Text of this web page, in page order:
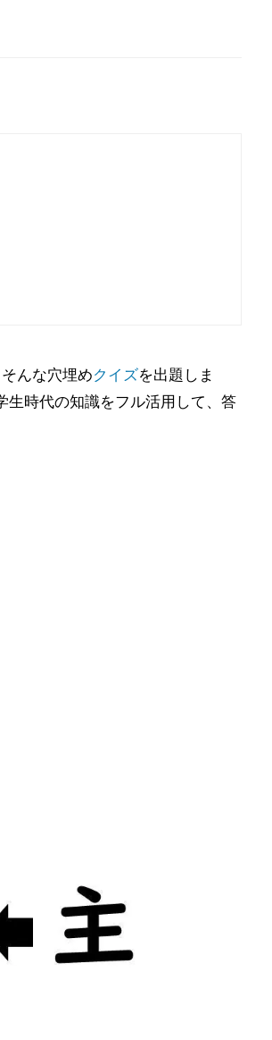
んな穴埋めクイズを出題しま
生時代の知識をフル活用して、答